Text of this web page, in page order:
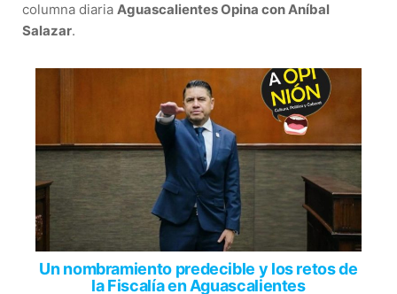
columna diaria Aguascalientes Opina con Aníbal
Salazar.
Un nombramiento predecible y los retos de
la Fiscalía en Aguascalientes